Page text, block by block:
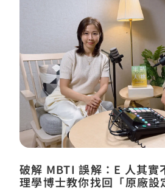
破解 MBTI 誤解：E 人其實
理學博士教你找回「原廠設